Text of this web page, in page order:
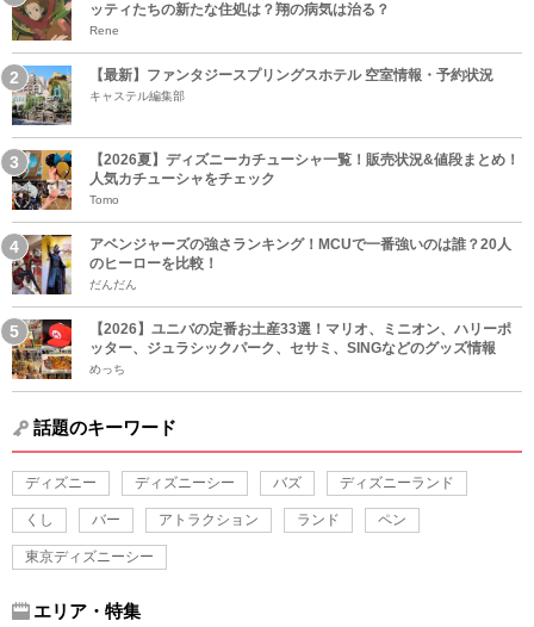
ッティたちの新たな住処は？翔の病気は治る？
Rene
【最新】ファンタジースプリングスホテル 空室情報・予約状況
キャステル編集部
【2026夏】ディズニーカチューシャ一覧！販売状況&値段まとめ！
人気カチューシャをチェック
Tomo
アベンジャーズの強さランキング！MCUで一番強いのは誰？20人
のヒーローを比較！
だんだん
【2026】ユニバの定番お土産33選！マリオ、ミニオン、ハリーポ
ッター、ジュラシックパーク、セサミ、SINGなどのグッズ情報
めっち
話題のキーワード
ディズニー ディズニーシー バズ ディズニーランド
くし バー アトラクション ランド ペン
東京ディズニーシー
エリア・特集